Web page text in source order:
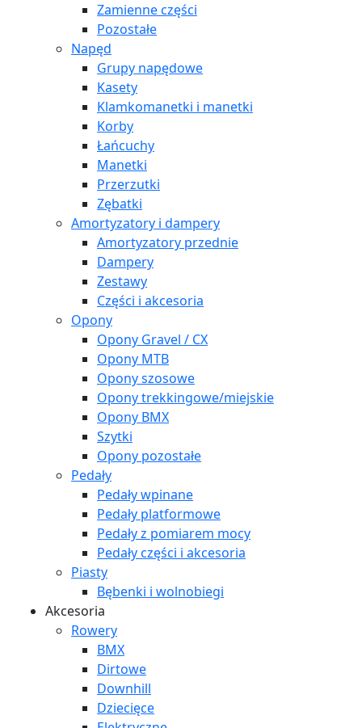
Zamienne części
Pozostałe
Napęd
Grupy napędowe
Kasety
Klamkomanetki i manetki
Korby
Łańcuchy
Manetki
Przerzutki
Zębatki
Amortyzatory i dampery
Amortyzatory przednie
Dampery
Zestawy
Części i akcesoria
Opony
Opony Gravel / CX
Opony MTB
Opony szosowe
Opony trekkingowe/miejskie
Opony BMX
Szytki
Opony pozostałe
Pedały
Pedały wpinane
Pedały platformowe
Pedały z pomiarem mocy
Pedały części i akcesoria
Piasty
Bębenki i wolnobiegi
Akcesoria
Rowery
BMX
Dirtowe
Downhill
Dziecięce